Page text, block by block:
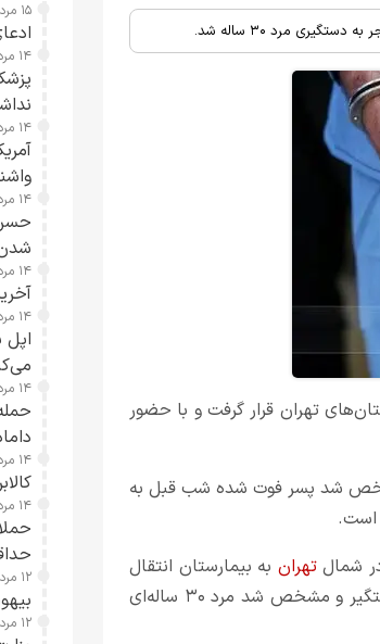
تهران قرار گرفت و با حضور
شد پسر فوت شده شب قبل به
است.
شمالتهران به بیمارستان انتقال
یافت. به این ترتیب مردی که موضوع را به اورژانس اطلاع داده بود، شناسایی و دستگیر و مشخص شد مرد ۳۰ ساله‌ای
۱۵ مرداد ۱۴۰۵ / ۰۸:۳۴
۱۴ مرداد ۱۴۰۵ / ۲۲:۵۵
۱۴ مرداد ۱۴۰۵ / ۱۹:۴۷
۱۴ مرداد ۱۴۰۵ / ۱۹:۰۷
۱۴ مرداد ۱۴۰۵ / ۱۵:۴۹
۱۴ مرداد ۱۴۰۵ / ۱۲:۱۵
اپل
۱۴ مرداد ۱۴۰۵ / ۱۰:۰۵
۱۴ مرداد ۱۴۰۵ / ۰۸:۰۰
کالابرگ مرداد
۱۴ مرداد ۱۴۰۵ / ۰۷:۴۷
حداقل ۳۰ موشک
۱۲ مرداد ۱۴۰۵ / ۱۹:۳۲
۱۲ مرداد ۱۴۰۵ / ۱۸:۴۷